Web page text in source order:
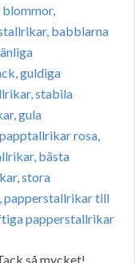
så mycket!